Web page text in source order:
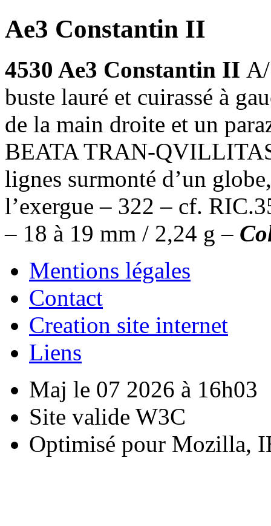
Ae3 Constantin II
4530 Ae3 Constantin II
buste lauré et cuirassé à
de la main droite et un
BEATA TRAN-
lignes surmonté d’un
l’exergue – 322 – cf.
– 18 à 19 mm / 2,24 g –
Mentions légales
Contact
Creation site internet
Liens
Maj le 07 2026 à 16h03
Site valide W3C
Optimisé pour Mozilla,